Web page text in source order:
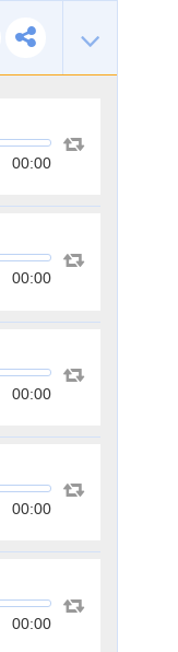
00:00
00:00
00:00
00:00
00:00